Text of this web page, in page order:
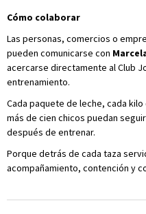
Cómo colaborar
Las personas, comercios o
pueden comunicarse con
acercarse directamente al Club
entrenamiento.
Cada paquete de leche, cada
más de cien chicos puedan
después de entrenar.
Porque detrás de cada taza
acompañamiento, contención y